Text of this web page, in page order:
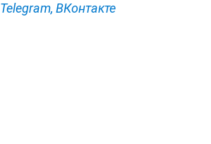
Telegram, ВКонтакте